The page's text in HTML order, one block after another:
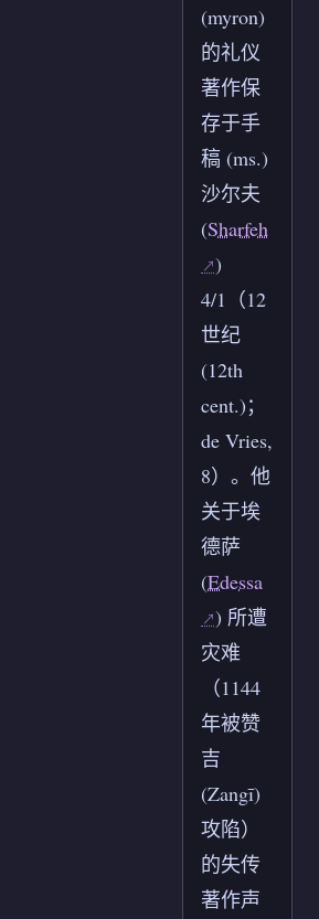
(myron)
的礼仪
著作保
存于手
稿 (ms.)
沙尔夫
(Sharfeh
)
4/1（12
世纪
(12th
cent.)；
de Vries,
8）。他
关于埃
德萨
(Edessa
) 所遭
灾难
（1144
年被赞
吉
(Zangī)
攻陷）
的失传
著作声